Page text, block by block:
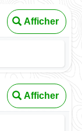
Afficher
Afficher